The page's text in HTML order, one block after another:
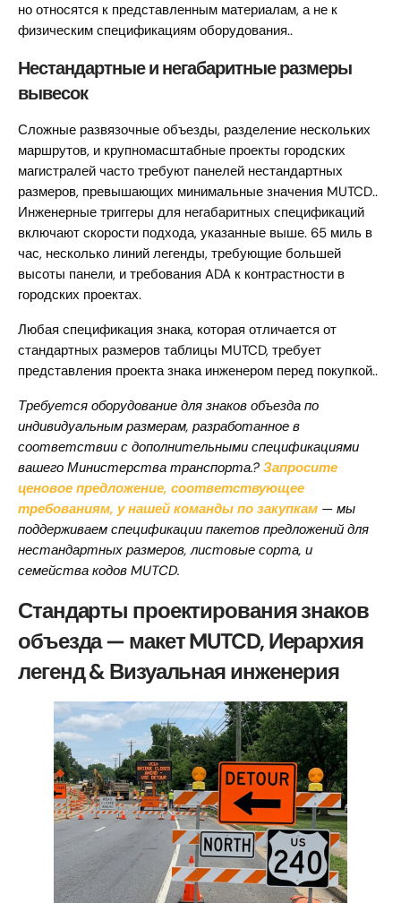
но относятся к представленным материалам, а не к
физическим спецификациям оборудования..
Нестандартные и негабаритные размеры
вывесок
Сложные развязочные объезды, разделение нескольких
маршрутов, и крупномасштабные проекты городских
магистралей часто требуют панелей нестандартных
размеров, превышающих минимальные значения MUTCD..
Инженерные триггеры для негабаритных спецификаций
включают скорости подхода, указанные выше. 65 миль в
час, несколько линий легенды, требующие большей
высоты панели, и требования ADA к контрастности в
городских проектах.
Любая спецификация знака, которая отличается от
стандартных размеров таблицы MUTCD, требует
представления проекта знака инженером перед покупкой..
Требуется оборудование для знаков объезда по
индивидуальным размерам, разработанное в
соответствии с дополнительными спецификациями
вашего Министерства транспорта.? Запросите
ценовое предложение, соответствующее
требованиям, у нашей команды по закупкам — мы
поддерживаем спецификации пакетов предложений для
нестандартных размеров, листовые сорта, и
семейства кодов MUTCD.
Стандарты проектирования знаков
объезда — макет MUTCD, Иерархия
легенд & Визуальная инженерия